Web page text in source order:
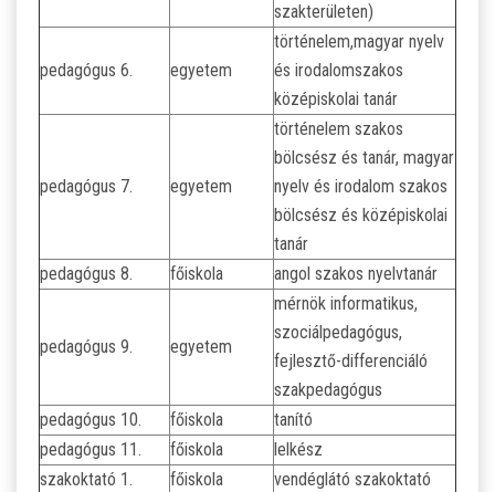
szakterületen)
pedagógus 6. egyetem
történelem,magyar nyelv
és irodalomszakos
középiskolai tanár
pedagógus 7. egyetem
történelem szakos
bölcsész és tanár, magyar
nyelv és irodalom szakos
bölcsész és középiskolai
tanár
pedagógus 8.
főiskola angol szakos nyelvtanár
pedagógus 9. egyetem
mérnök informatikus,
szociálpedagógus,
fejlesztő-differenciáló
szakpedagógus
pedagógus 10.
főiskola
tanító
pedagógus 11.
főiskola
lelkész
szakoktató 1.
főiskola vendéglátó szakoktató